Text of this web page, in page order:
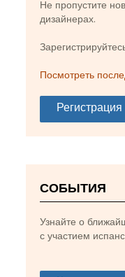
Не пропустите
дизайнерах.
Посмотреть
Регистрация
СОБЫТИЯ
Узнайте о
с участием